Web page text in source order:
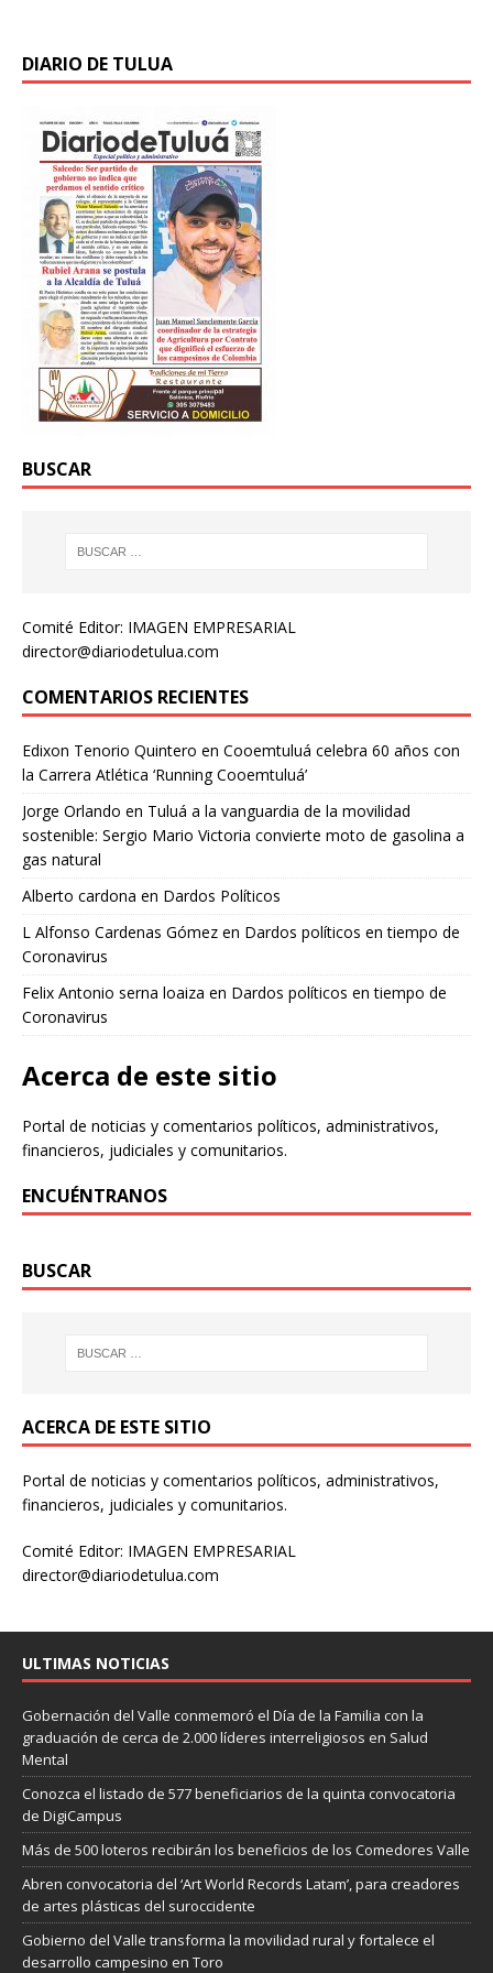
DIARIO DE TULUA
BUSCAR
Comité Editor: IMAGEN EMPRESARIAL
director@diariodetulua.com
COMENTARIOS RECIENTES
Edixon Tenorio Quintero en Cooemtuluá celebra 60 años con
la Carrera Atlética ‘Running Cooemtuluá’
Jorge Orlando en Tuluá a la vanguardia de la movilidad
sostenible: Sergio Mario Victoria convierte moto de gasolina a
gas natural
Alberto cardona en Dardos Políticos
L Alfonso Cardenas Gómez en Dardos políticos en tiempo de
Coronavirus
Felix Antonio serna loaiza en Dardos políticos en tiempo de
Coronavirus
Acerca de este sitio
Portal de noticias y comentarios políticos, administrativos,
financieros, judiciales y comunitarios.
ENCUÉNTRANOS
BUSCAR
ACERCA DE ESTE SITIO
Portal de noticias y comentarios políticos, administrativos,
financieros, judiciales y comunitarios.
Comité Editor: IMAGEN EMPRESARIAL
director@diariodetulua.com
ULTIMAS NOTICIAS
Gobernación del Valle conmemoró el Día de la Familia con la
graduación de cerca de 2.000 líderes interreligiosos en Salud
Mental
Conozca el listado de 577 beneficiarios de la quinta convocatoria
de DigiCampus
Más de 500 loteros recibirán los beneficios de los Comedores Valle
Abren convocatoria del ‘Art World Records Latam’, para creadores
de artes plásticas del suroccidente
Gobierno del Valle transforma la movilidad rural y fortalece el
desarrollo campesino en Toro